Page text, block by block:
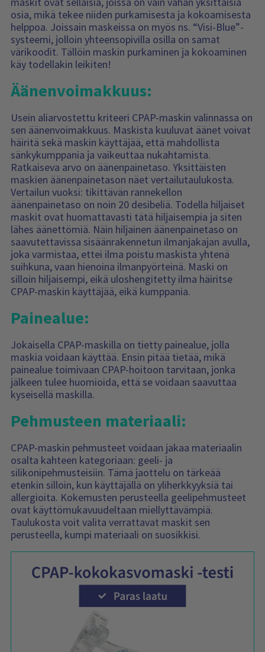
osia, mikä tekee niiden purkamisesta ja kokoamisesta
helppoa. Joissain maskeissa on myös ns. “Visi-Blue”-
systeemi, jolloin yhteensopivilla osilla on samat
värikoodit. Tällöin maskin purkaminen ja kokoaminen
käy todellakin leikiten!
Äänenvoimakkuus:
Usein aliarvostettu kriteeri CPAP-maskin valinnassa on
sen äänenvoimakkuus. Maskista kuuluvat äänet voivat
häiritä sekä maskin käyttäjää, että mahdollista
sänkykumppania ja vaikeuttaa nukahtamista.
Ratkaiseva arvo on äänenpainetaso. Yksittäisten
maskien äänenpainetason näet vertailutaulukosta.
Vertailun vuoksi: tikittävän rannekellon
äänenpainetaso on noin 20 desibeliä. Todella hiljaiset
maskit ovat huomattavasti tätä hiljaisempia ja siten
lähes äänettömiä. Näin hiljainen äänenpainetaso on
saavutettavissa sisäänrakennetun ilmanjakajan avulla,
joka varmistaa, ettei ilma poistu maskista yhtenä
suihkuna, vaan hienoina ilmanpyörteinä. Maski on
silloin hiljaisempi, eikä uloshengitetty ilma häiritse
CPAP-maskin käyttäjää, eikä kumppania.
Painealue:
Jokaisella CPAP-maskilla on tietty painealue, jolla
maskia voidaan käyttää. Ensin pitää tietää, mikä
painealue toimivaan CPAP-hoitoon tarvitaan, jonka
jälkeen tulee huomioida, että se voidaan saavuttaa
kyseisellä maskilla.
Pehmusteen materiaali:
CPAP-maskin pehmusteet voidaan jakaa materiaalin
osalta kahteen kategoriaan: geeli- ja
silikonipehmusteisiin. Tämä jaottelu on tärkeää
etenkin silloin, kun käyttäjällä on yliherkkyyksiä tai
allergioita. Kokemusten perusteella geelipehmusteet
ovat käyttömukavuudeltaan miellyttävämpiä.
Taulukosta voit valita verrattavat maskit sen
perusteella, kumpi materiaali on suosikkisi.